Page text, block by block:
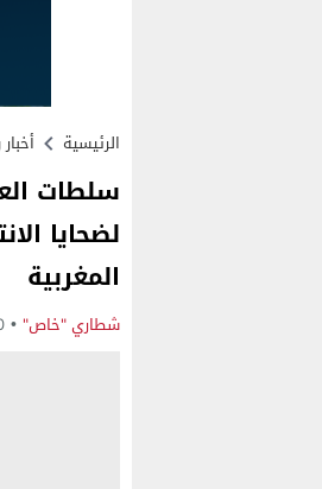
الرئيسية
سلطات
لضحايا
المغربية
شطاري "خاص" 10